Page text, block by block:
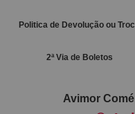
Politica de Devolução ou
2ª Via de Boletos
Avimor